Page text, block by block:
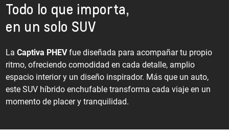
Todo lo que importa,
en un solo SUV
La Captiva PHEVfue diseñada para acompañar tu propio
ritmo, ofreciendo comodidad en cada detalle, amplio
espacio interior y un diseño inspirador. Más que un auto,
este SUV híbrido enchufable transforma cada viaje en un
momento de placer y tranquilidad.